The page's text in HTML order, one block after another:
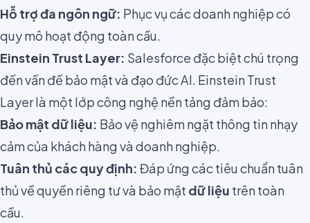
Hỗ trợ đa ngôn ngữ: Phục vụ các doanh nghiệp có
quy mô hoạt động toàn cầu.
Einstein Trust Layer: Salesforce đặc biệt chú trọng
đến vấn đề bảo mật và đạo đức AI. Einstein Trust
Layer là một lớp công nghệ nền tảng đảm bảo:
Bảo mật dữ liệu: Bảo vệ nghiêm ngặt thông tin nhạy
cảm của khách hàng và doanh nghiệp.
Tuân thủ các quy định: Đáp ứng các tiêu chuẩn tuân
thủ về quyền riêng tư và bảo mật dữ liệu trên toàn
cầu.